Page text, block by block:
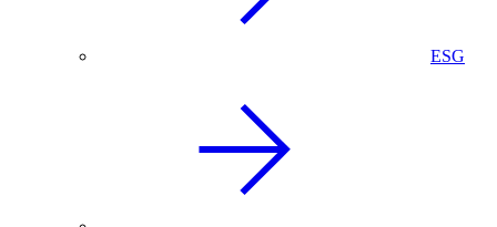
ESG